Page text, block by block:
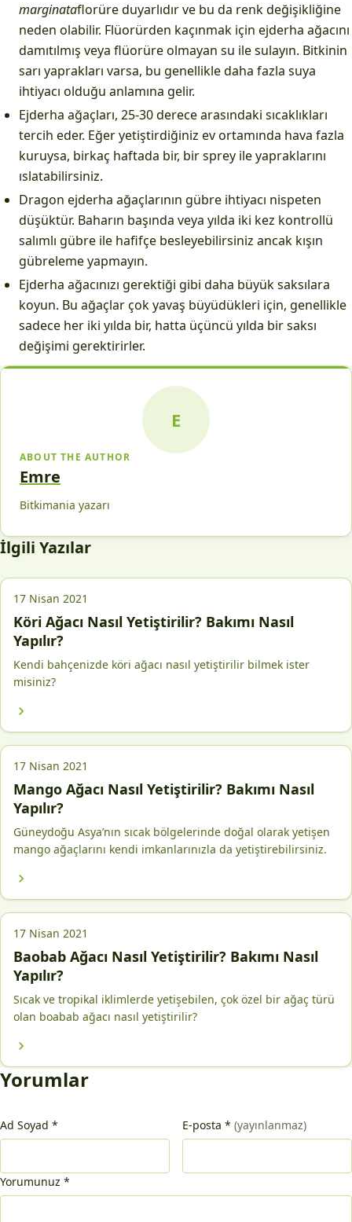
marginataflorüre duyarlıdır ve bu da renk değişikliğine
neden olabilir. Flüorürden kaçınmak için ejderha ağacını
damıtılmış veya flüorüre olmayan su ile sulayın. Bitkinin
sarı yaprakları varsa, bu genellikle daha fazla suya
ihtiyacı olduğu anlamına gelir.
Ejderha ağaçları, 25-30 derece arasındaki sıcaklıkları
tercih eder. Eğer yetiştirdiğiniz ev ortamında hava fazla
kuruysa, birkaç haftada bir, bir sprey ile yapraklarını
ıslatabilirsiniz.
Dragon ejderha ağaçlarının gübre ihtiyacı nispeten
düşüktür. Baharın başında veya yılda iki kez kontrollü
salımlı gübre ile hafifçe besleyebilirsiniz ancak kışın
gübreleme yapmayın.
Ejderha ağacınızı gerektiği gibi daha büyük saksılara
koyun. Bu ağaçlar çok yavaş büyüdükleri için, genellikle
sadece her iki yılda bir, hatta üçüncü yılda bir saksı
değişimi gerektirirler.
E
ABOUT THE AUTHOR
Emre
Bitkimania yazarı
İlgili Yazılar
17 Nisan 2021
Köri Ağacı Nasıl Yetiştirilir? Bakımı Nasıl
Yapılır?
Kendi bahçenizde köri ağacı nasıl yetiştirilir bilmek ister
misiniz?
17 Nisan 2021
Mango Ağacı Nasıl Yetiştirilir? Bakımı Nasıl
Yapılır?
Güneydoğu Asya’nın sıcak bölgelerinde doğal olarak yetişen
mango ağaçlarını kendi imkanlarınızla da yetiştirebilirsiniz.
17 Nisan 2021
Baobab Ağacı Nasıl Yetiştirilir? Bakımı Nasıl
Yapılır?
Sıcak ve tropikal iklimlerde yetişebilen, çok özel bir ağaç türü
olan boabab ağacı nasıl yetiştirilir?
Yorumlar
Ad Soyad * E-posta * (yayınlanmaz)
Yorumunuz *